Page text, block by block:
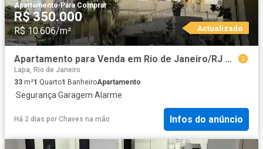
Apartamento·Para Comprar
R$ 350.000
R$ 10.606/m² Actualizado
Apartamento para Venda em Rio de Janeiro/RJ Centro 1 Quartos
Lapa, Rio de Janeiro
33 m²1 Quarto1 BanheiroApartamento
·Segurança·Garagem·Alarme
Há 2 dias por Chaves na mão Infos do anúncio